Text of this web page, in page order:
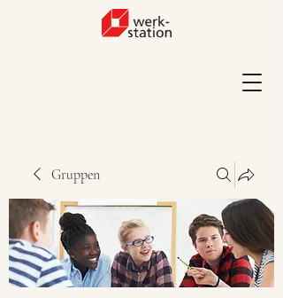
Gruppen